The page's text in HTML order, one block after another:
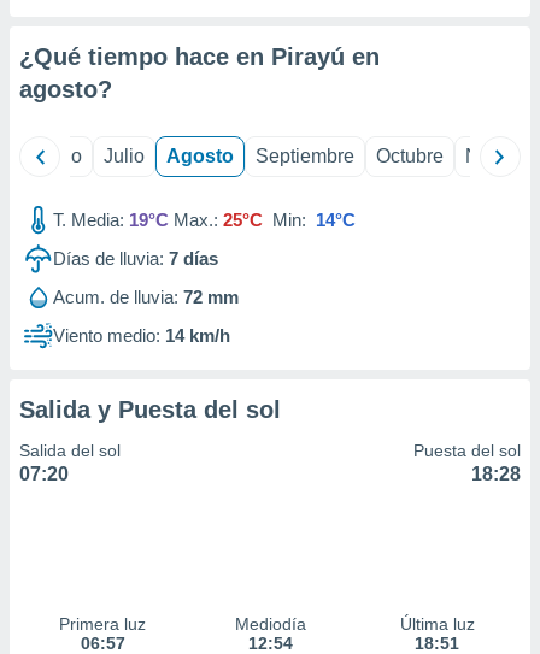
e
de
¿Qué tiempo hace en Pirayú en
agosto?
Junio Julio Agosto Septiembre Octubre
T. Media: 19°C Max.: 25°C Min: 14°C
Días de lluvia: 7 días
Acum. de lluvia: 72 mm
Viento medio: 14 km/h
Salida y Puesta del sol
Salida del sol
07:20
Puesta del sol
18:28
Primera luz
06:57
Mediodía
12:54
Última luz
18:51